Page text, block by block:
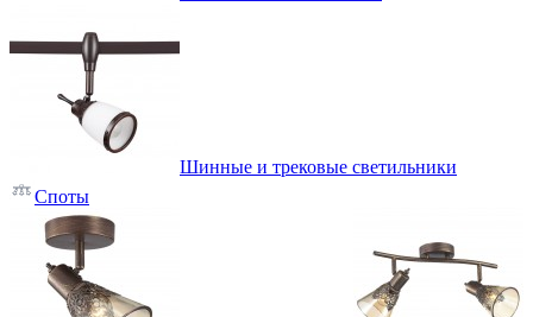
Шинные и трековые светильники
Споты